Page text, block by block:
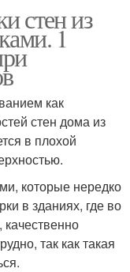
стен из
1
как
стен дома из
в плохой
которые нередко
в зданиях, где во
качественно
так как такая